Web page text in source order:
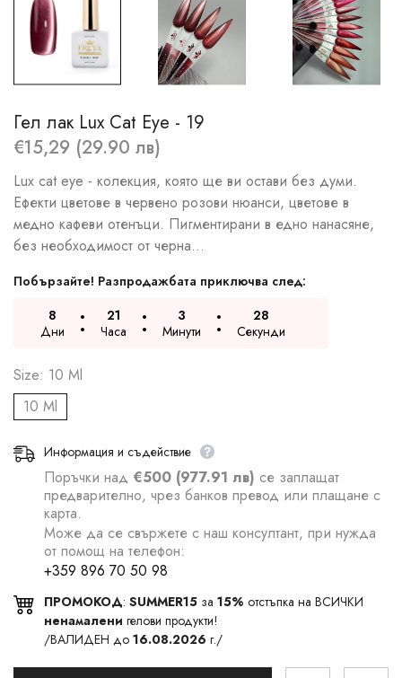
Гел лак Lux Cat Eye - 19
€15,29 (29.90 лв)
Lux cat eye - колекция, която ще ви остави без думи.
Ефекти цветове в червено розови нюанси, цветове в
медно кафеви отенъци. Пигментирани в едно нанасяне,
без необходимост от черна...
Побързайте! Разпродажбата приключва след:
8
Дни
21
Часа
3
Минути
27
Секунди
Size: 10 Ml
10 Ml
Информация и съдействие
Поръчки над €500 (977.91 лв) се заплащат
предварително, чрез банков превод или плащане с
карта.
Може да се свържете с наш консултант, при нужда
от помощ на телефон:
+359 896 70 50 98
ПРОМОКОД: SUMMER15 за 15% отстъпка на ВСИЧКИ
ненамалени гелови продукти!
/ВАЛИДЕН до 16.08.2026 г./